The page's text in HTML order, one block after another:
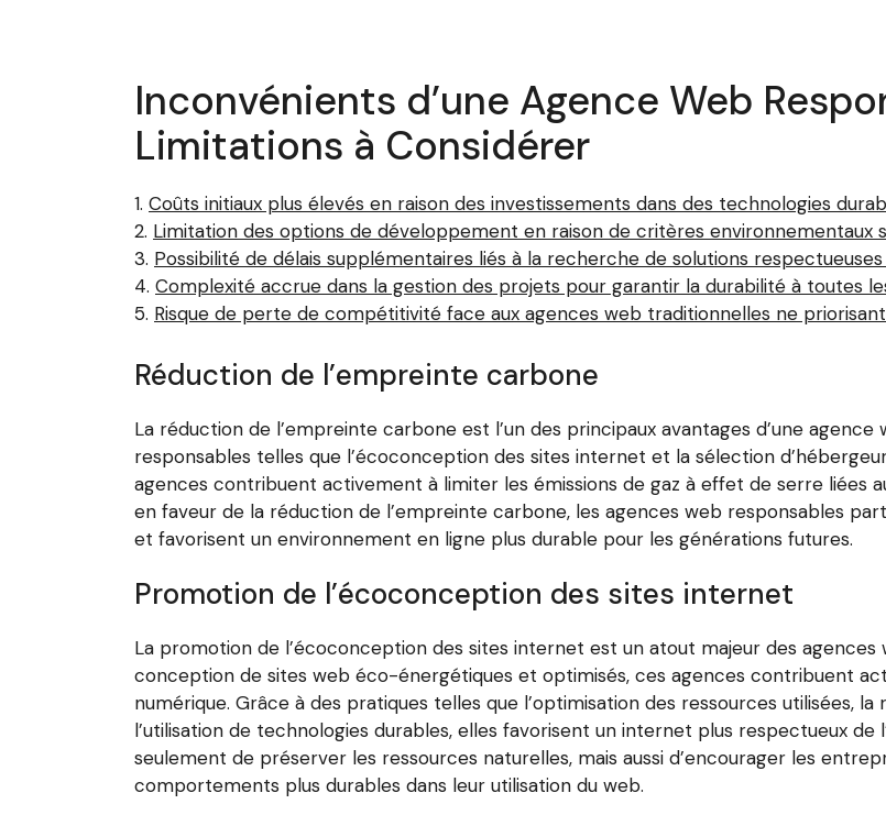
Inconvénients d’une Agence Web
Limitations à Considérer
Coûts initiaux plus élevés en raison des investissements dans des technologies
Limitation des options de développement en raison de critères environnementaux
Possibilité de délais supplémentaires liés à la recherche de solutions
Complexité accrue dans la gestion des projets pour garantir la durabilité à toutes
Risque de perte de compétitivité face aux agences web traditionnelles ne
Réduction de l’empreinte carbone
La réduction de l’empreinte carbone est l’un des principaux avantages d’une
responsables telles que l’écoconception des sites internet et la sélection
agences contribuent activement à limiter les émissions de gaz à effet de serre liées
en faveur de la réduction de l’empreinte carbone, les agences web responsables
et favorisent un environnement en ligne plus durable pour les générations futures.
Promotion de l’écoconception des sites internet
La promotion de l’écoconception des sites internet est un atout majeur des
conception de sites web éco-énergétiques et optimisés, ces agences contribuent
numérique. Grâce à des pratiques telles que l’optimisation des ressources utilisées,
l’utilisation de technologies durables, elles favorisent un internet plus respectueux
seulement de préserver les ressources naturelles, mais aussi d’encourager les
comportements plus durables dans leur utilisation du web.